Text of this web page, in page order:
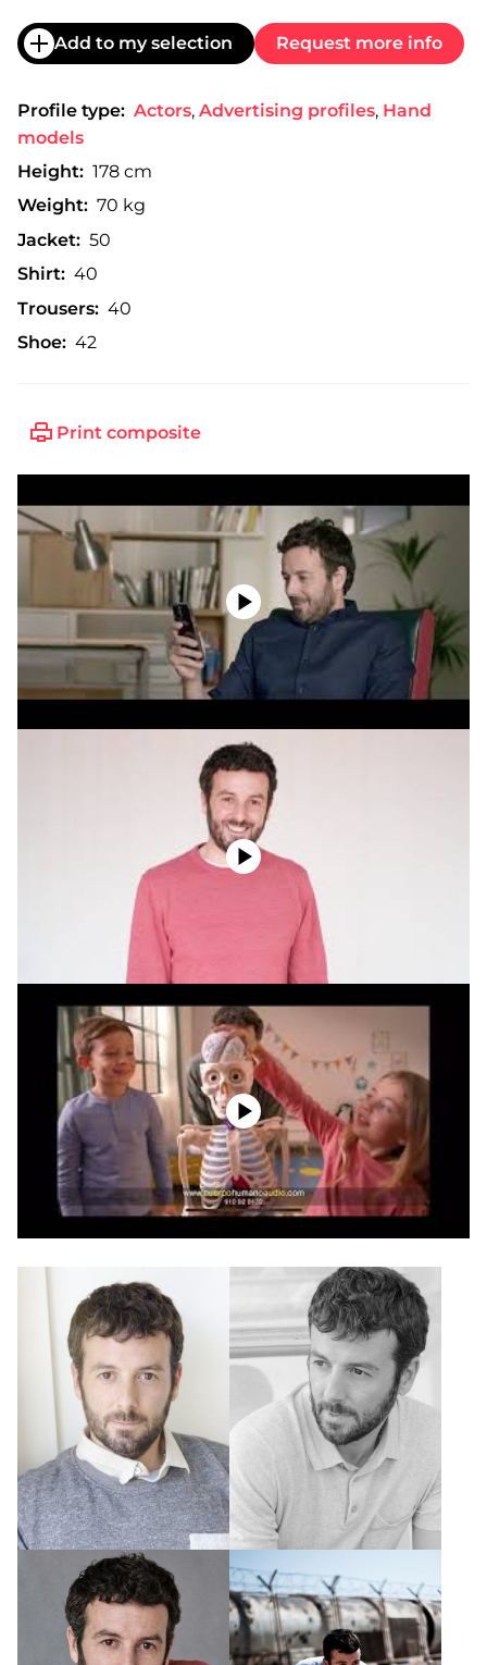
Add to my selection Request more info
Profile type: Actors, Advertising profiles, Hand
models
Height: 178 cm
Weight: 70 kg
Jacket: 50
Shirt: 40
Trousers: 40
Shoe: 42
Print composite